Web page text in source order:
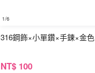
1/6
316鋼飾×小單鑽×手鍊×金色
NT$ 100